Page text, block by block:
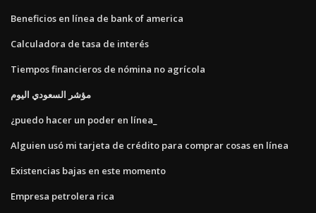
Beneficios en línea de bank of america
Calculadora de tasa de interés
Tiempos financieros de nómina no agrícola
مؤشر السعودي اليوم
¿puedo hacer un poder en línea_
Alguien usó mi tarjeta de crédito para comprar cosas en línea
Existencias bajas en este momento
Empresa petrolera rica